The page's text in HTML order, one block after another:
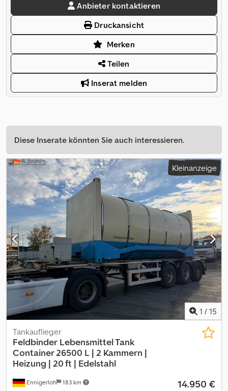
Anbieter kontaktieren
Druckansicht
Merken
Teilen
Inserat melden
Diese Inserate könnten Sie auch interessieren.
Kleinanzeige
1 / 15
Ennigerloh 183 km
Tankauflieger
Feldbinder Lebensmittel Tank
Container 26500 L | 2 Kammern |
Heizung | 20 ft | Edelstahl
14.950 €